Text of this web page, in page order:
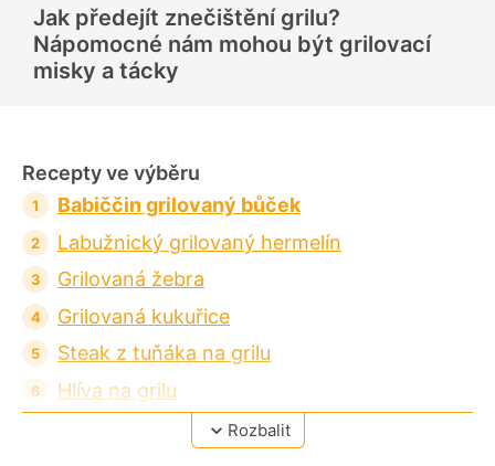
n
o
c
n
Jak předejít znečištění grilu?
Nápomocné nám mohou být grilovací
misky a tácky
Recepty ve výběru
Babiččin grilovaný bůček
Labužnický grilovaný hermelín
Grilovaná žebra
Grilovaná kukuřice
Steak z tuňáka na grilu
Hlíva na grilu
Slanino-ananasová grilovaná kolečka
Rozbalit